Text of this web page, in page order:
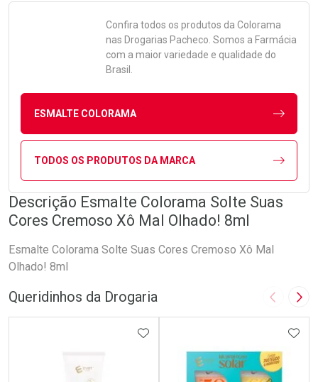
Confira todos os produtos da Colorama
nas Drogarias Pacheco. Somos a Farmácia
com a maior variedade e qualidade do
Brasil.
ESMALTE COLORAMA
TODOS OS PRODUTOS DA MARCA
Descrição Esmalte Colorama Solte Suas
Cores Cremoso Xô Mal Olhado! 8ml
Esmalte Colorama Solte Suas Cores Cremoso Xô Mal
Olhado! 8ml
Queridinhos da Drogaria Imagem
ADICIONAR AOS FAVORITOS